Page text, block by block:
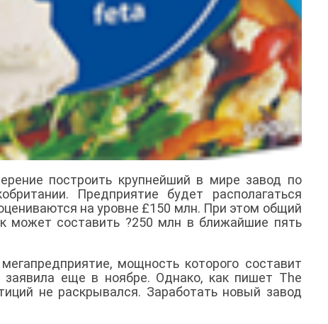
построить крупнейший в мире завод по
Предприятие будет располагаться
на уровне £150 млн. При этом общий
может составить ?250 млн в ближайшие пять
мощность которого составит
еще в ноябре. Однако, как пишет The
не раскрывался. Заработать новый завод